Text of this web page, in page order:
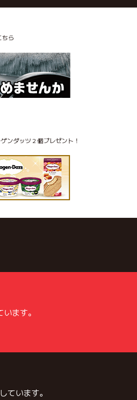
ちら
ンダッツ 2 個プレゼント！
ます。
ています。